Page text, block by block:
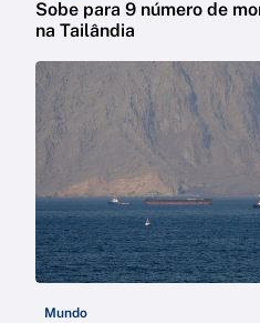
Sobe para 9 número de
na Tailândia
Mundo